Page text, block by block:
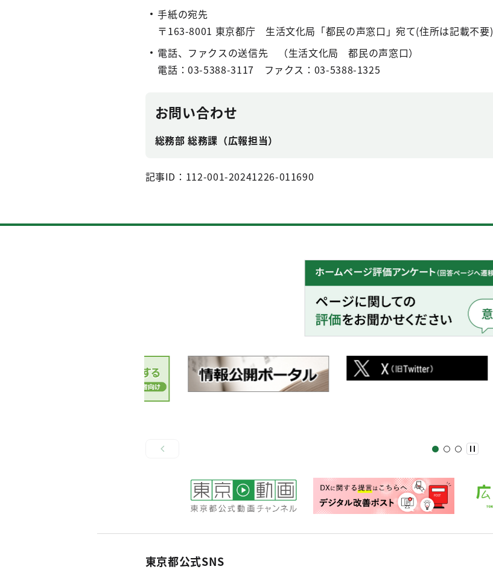
手紙の宛先
〒163-8001 東京都庁 生活文化局「都民の声窓口」宛て(住所は記載不要)
電話、ファクスの送信先 （生活文化局 都民の声窓口）
電話：03-5388-3117 ファクス：03-5388-1325
お問い合わせ
総務部 総務課（広報担当）
記事ID：112-001-20241226-011690
東京都公式SNS